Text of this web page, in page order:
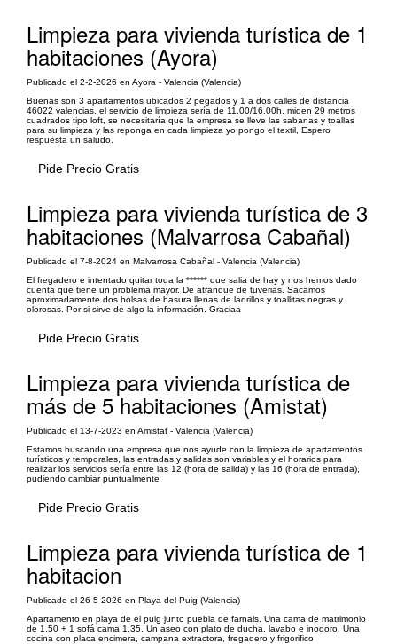
Limpieza para vivienda turística de 1
habitaciones (Ayora)
Publicado el 2-2-2026 en Ayora - Valencia (Valencia)
Buenas son 3 apartamentos ubicados 2 pegados y 1 a dos calles de distancia
46022 valencias, el servicio de limpieza sería de 11.00/16.00h, miden 29 metros
cuadrados tipo loft, se necesitaría que la empresa se lleve las sabanas y toallas
para su limpieza y las reponga en cada limpieza yo pongo el textil, Espero
respuesta un saludo.
Pide Precio Gratis
Limpieza para vivienda turística de 3
habitaciones (Malvarrosa Cabañal)
Publicado el 7-8-2024 en Malvarrosa Cabañal - Valencia (Valencia)
El fregadero e intentado quitar toda la ****** que salia de hay y nos hemos dado
cuenta que tiene un problema mayor. De atranque de tuverias. Sacamos
aproximadamente dos bolsas de basura llenas de ladrillos y toallitas negras y
olorosas. Por si sirve de algo la información. Graciaa
Pide Precio Gratis
Limpieza para vivienda turística de
más de 5 habitaciones (Amistat)
Publicado el 13-7-2023 en Amistat - Valencia (Valencia)
Estamos buscando una empresa que nos ayude con la limpieza de apartamentos
turísticos y temporales, las entradas y salidas son variables y el horarios para
realizar los servicios sería entre las 12 (hora de salida) y las 16 (hora de entrada),
pudiendo cambiar puntualmente
Pide Precio Gratis
Limpieza para vivienda turística de 1
habitacion
Publicado el 26-5-2026 en Playa del Puig (Valencia)
Apartamento en playa de el puig junto puebla de farnals. Una cama de matrimonio
de 1,50 + 1 sofá cama 1,35. Un aseo con plato de ducha, lavabo e inodoro. Una
cocina con placa encimera, campana extractora, fregadero y frigorifico